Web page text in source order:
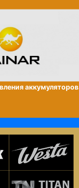
аккумуляторов